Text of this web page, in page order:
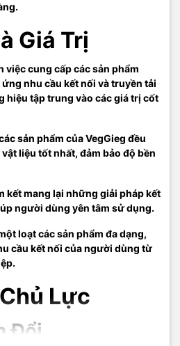
Giá Trị
việc cung cấp các sản phẩm
nhu cầu kết nối và truyền tải
hiệu tập trung vào các giá trị cốt
sản phẩm của VegGieg đều
liệu tốt nhất, đảm bảo độ bền
kết mang lại những giải pháp kết
người dùng yên tâm sử dụng.
loạt các sản phẩm đa dạng,
cầu kết nối của người dùng từ
Lực
Đổi